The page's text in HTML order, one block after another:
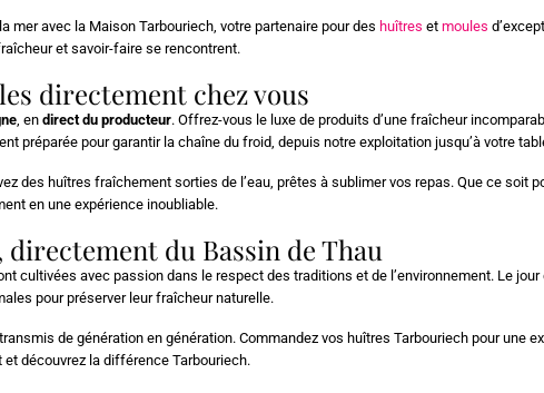
mer avec la Maison Tarbouriech, votre partenaire pour des huîtres et moules
et savoir-faire se rencontrent.
directement chez vous
, en direct du producteur. Offrez-vous le luxe de produits d’une fraîcheur
préparée pour garantir la chaîne du froid, depuis notre exploitation jusqu’à votre
des huîtres fraîchement sorties de l’eau, prêtes à sublimer vos repas. Que ce soit
en une expérience inoubliable.
du Bassin de Thau
cultivées avec passion dans le respect des traditions et de l’environnement. Le
pour préserver leur fraîcheur naturelle.
de génération en génération. Commandez vos huîtres Tarbouriech pour une
découvrez la différence Tarbouriech.